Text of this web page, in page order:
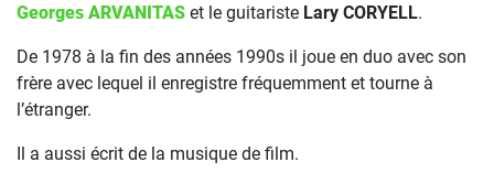
Georges ARVANITAS et le guitariste Lary CORYELL.
De 1978 à la fin des années 1990s il joue en duo avec son
frère avec lequel il enregistre fréquemment et tourne à
l’étranger.
Il a aussi écrit de la musique de film.